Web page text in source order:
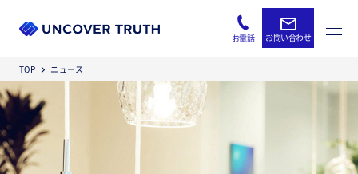
お問い合わせ
お電話
TOP ニュース